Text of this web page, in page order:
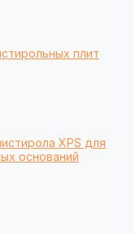
плит
XPS для
оснований